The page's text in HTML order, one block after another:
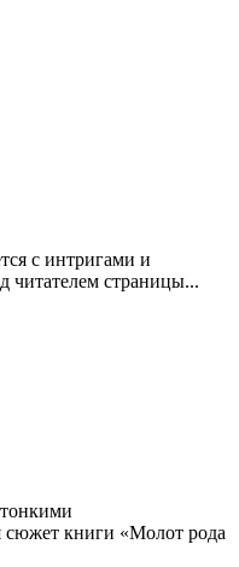
с интригами и
читателем страницы...
сюжет книги «Молот рода